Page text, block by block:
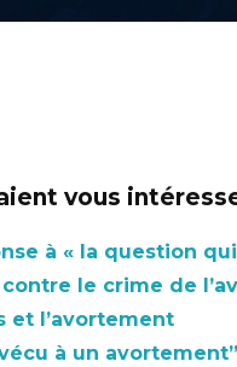
vous
à « la question
le crime de
et l’avortement
à un avortement”